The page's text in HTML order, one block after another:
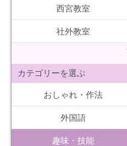
西宮教室
社外教室
カテゴリーを選ぶ
おしゃれ・作法
外国語
趣味・技能